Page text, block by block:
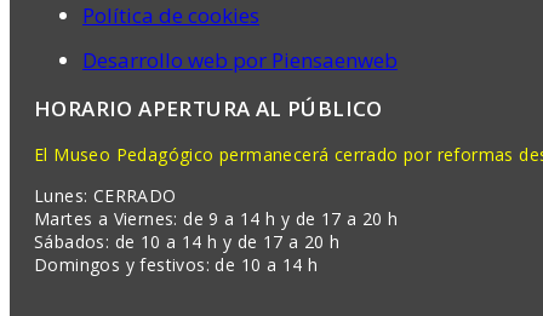
Política de cookies
Desarrollo web por Piensaenweb
HORARIO APERTURA AL PÚBLICO
El Museo Pedagógico permanecerá cerrado por reformas
Lunes: CERRADO
Martes a Viernes: de 9 a 14 h y de 17 a 20 h
Sábados: de 10 a 14 h y de 17 a 20 h
Domingos y festivos: de 10 a 14 h